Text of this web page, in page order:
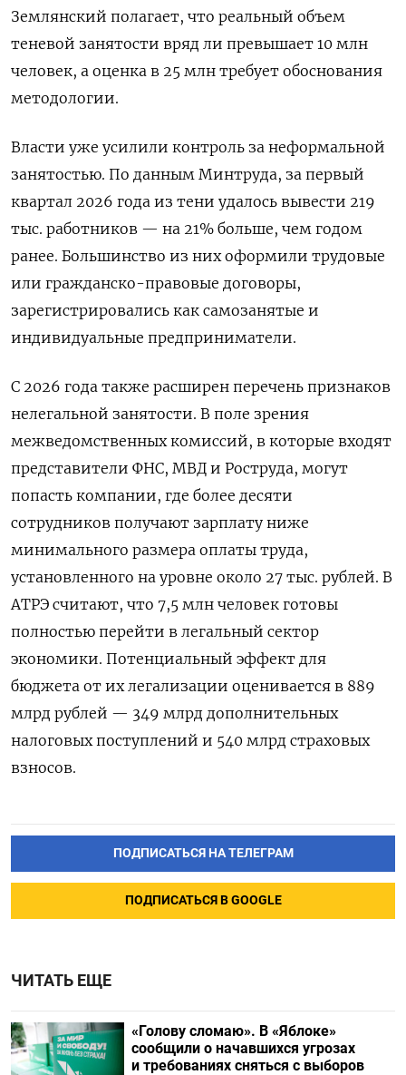
Землянский полагает, что реальный объем
теневой занятости вряд ли превышает 10 млн
человек, а оценка в 25 млн требует обоснования
методологии.
Власти уже усилили контроль за неформальной
занятостью. По данным Минтруда, за первый
квартал 2026 года из тени удалось вывести 219
тыс. работников — на 21% больше, чем годом
ранее. Большинство из них оформили трудовые
или гражданско-правовые договоры,
зарегистрировались как самозанятые и
индивидуальные предприниматели.
С 2026 года также расширен перечень признаков
нелегальной занятости. В поле зрения
межведомственных комиссий, в которые входят
представители ФНС, МВД и Роструда, могут
попасть компании, где более десяти
сотрудников получают зарплату ниже
минимального размера оплаты труда,
установленного на уровне около 27 тыс. рублей. В
АТРЭ считают, что 7,5 млн человек готовы
полностью перейти в легальный сектор
экономики. Потенциальный эффект для
бюджета от их легализации оценивается в 889
млрд рублей — 349 млрд дополнительных
налоговых поступлений и 540 млрд страховых
взносов.
ПОДПИСАТЬСЯ НА ТЕЛЕГРАМ
ПОДПИСАТЬСЯ В GOOGLE
ЧИТАТЬ ЕЩЕ
«Голову сломаю». В «Яблоке»
сообщили о начавшихся угрозах
и требованиях сняться с выборов